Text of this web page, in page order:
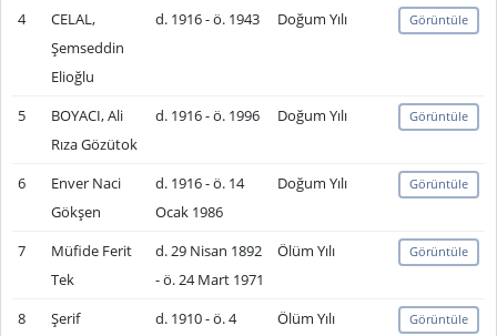
4
CELAL,
Şemseddin
Elioğlu
d. 1916 - ö. 1943 Doğum Yılı Görüntüle
5
BOYACI, Ali
Rıza Gözütok
d. 1916 - ö. 1996 Doğum Yılı Görüntüle
6
Enver Naci
Gökşen
d. 1916 - ö. 14
Ocak 1986
Doğum Yılı Görüntüle
7
Müfide Ferit
Tek
d. 29 Nisan 1892
- ö. 24 Mart 1971
Ölüm Yılı Görüntüle
8
Şerif
d. 1910 - ö. 4
Ölüm Yılı Görüntüle